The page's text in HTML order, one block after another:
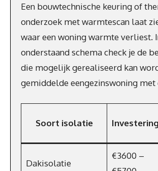
Een bouwtechnische keuring of
onderzoek met warmtescan laat
waar een woning warmte verliest.
onderstaand schema check je de
die mogelijk gerealiseerd kan
gemiddelde eengezinswoning met
Soort isolatie Investering
Dakisolatie
€3600 –